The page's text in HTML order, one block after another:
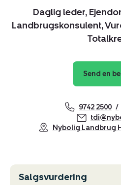
Daglig leder,
Landbrugskonsulent,
Send en
9742 2500
Nybolig Landbrug
Salgsvurdering